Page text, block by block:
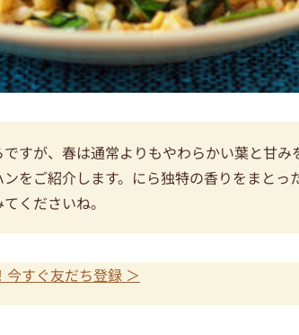
すが、春は通常よりもやわらかい葉と甘
をご紹介します。にら独特の香りをまと
くださいね。
すぐ友だち登録 ＞